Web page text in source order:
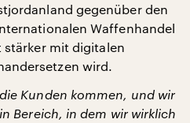
gegenüber den
Waffenhandel
stärker mit digitalen
wird.
Kunden kommen, und wir
Bereich, in dem wir wirklich